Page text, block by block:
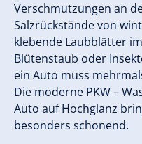
Verschmutzungen an
Salzrückstände von
klebende Laubblätter
Blütenstaub oder
ein Auto muss
Die moderne PKW –
Auto auf Hochglanz
besonders schonend.